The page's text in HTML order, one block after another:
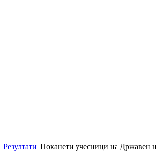
Резултати Поканети учесници на Државен